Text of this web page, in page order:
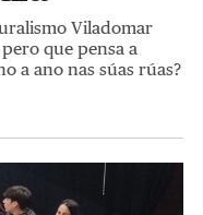
Viladomar
que pensa a
a ano nas súas rúas?